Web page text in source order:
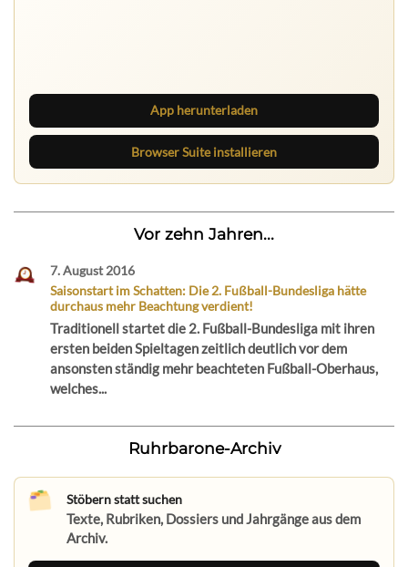
App herunterladen
Browser Suite installieren
Vor zehn Jahren...
7. August 2016
Saisonstart im Schatten: Die 2. Fußball-Bundesliga hätte
durchaus mehr Beachtung verdient!
Traditionell startet die 2. Fußball-Bundesliga mit ihren
ersten beiden Spieltagen zeitlich deutlich vor dem
ansonsten ständig mehr beachteten Fußball-Oberhaus,
welches...
Ruhrbarone-Archiv
Stöbern statt suchen
Texte, Rubriken, Dossiers und Jahrgänge aus dem
Archiv.